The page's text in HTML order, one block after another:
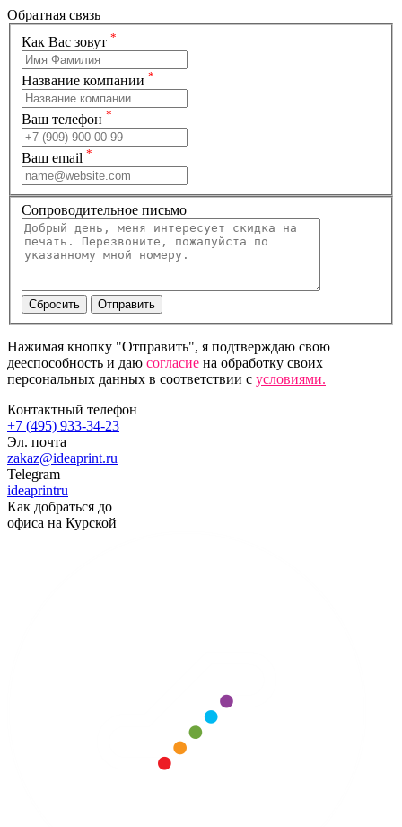
Обратная связь
Как Вас зовут *
Название компании *
Ваш телефон *
Ваш email *
Сопроводительное письмо
Нажимая кнопку "Отправить", я подтверждаю свою
дееспособность и даю согласие на обработку своих
персональных данных в соответствии с условиями.
Контактный телефон
+7 (495) 933-34-23
Эл. почта
zakaz@ideaprint.ru
Telegram
ideaprintru
Как добраться до
офиса на Курской